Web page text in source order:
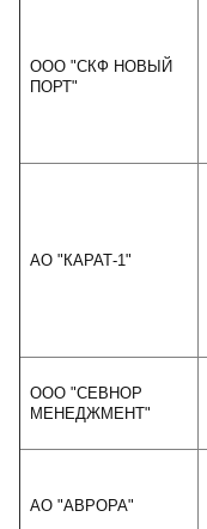
ООО "СКФ НОВЫЙ
ПОРТ"
АО "КАРАТ-1"
ООО "СЕВНОР
МЕНЕДЖМЕНТ"
АО "АВРОРА"